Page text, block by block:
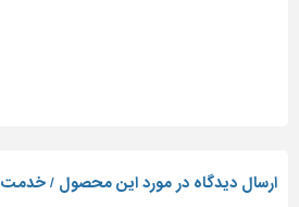
ارسال دیدگاه در مورد این محصول / خدمت